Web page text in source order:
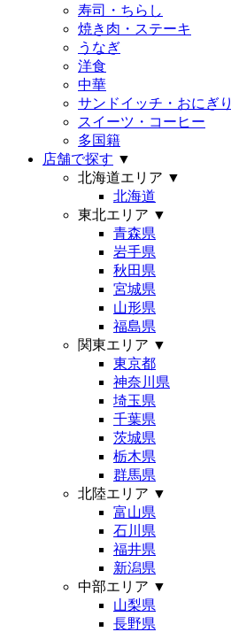
寿司・ちらし
焼き肉・ステーキ
うなぎ
洋食
中華
サンドイッチ・おにぎり
スイーツ・コーヒー
多国籍
店舗で探す ▼
北海道エリア ▼
北海道
東北エリア ▼
青森県
岩手県
秋田県
宮城県
山形県
福島県
関東エリア ▼
東京都
神奈川県
埼玉県
千葉県
茨城県
栃木県
群馬県
北陸エリア ▼
富山県
石川県
福井県
新潟県
中部エリア ▼
山梨県
長野県